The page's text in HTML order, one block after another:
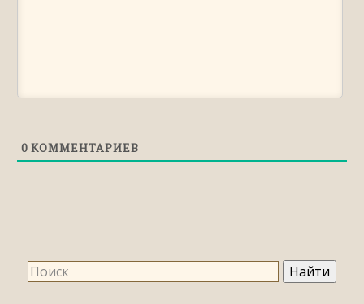
0 КОММЕНТАРИЕВ